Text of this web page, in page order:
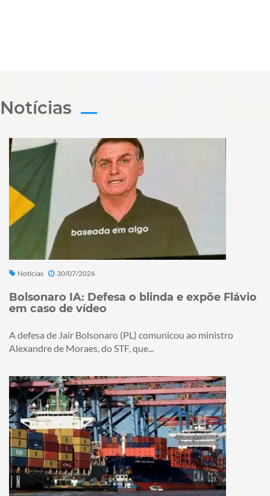
Notícias
Notícias 30/07/2026
Bolsonaro IA: Defesa o blinda e expõe Flávio
em caso de vídeo
A defesa de Jair Bolsonaro (PL) comunicou ao ministro
Alexandre de Moraes, do STF, que...